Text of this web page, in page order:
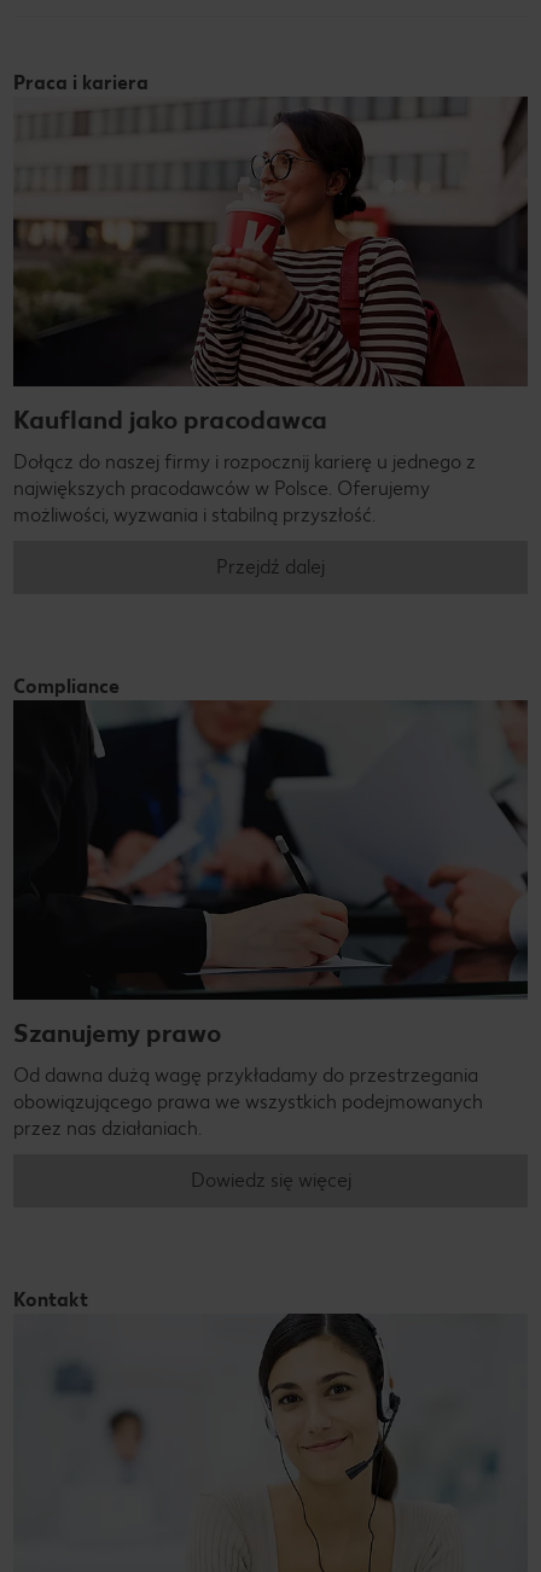
Praca i kariera
Kaufland jako pracodawca
Dołącz do naszej firmy i rozpocznij karierę u jednego z
największych pracodawców w Polsce. Oferujemy
możliwości, wyzwania i stabilną przyszłość.
Przejdź dalej
Compliance
Szanujemy prawo
Od dawna dużą wagę przykładamy do przestrzegania
obowiązującego prawa we wszystkich podejmowanych
przez nas działaniach.
Dowiedz się więcej
Kontakt